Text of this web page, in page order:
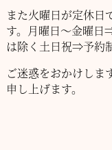
また火曜日が定休日
す。 月曜日～金曜日
は除く 土日祝⇒予約
ご迷惑をおかけしま
申し上げます。